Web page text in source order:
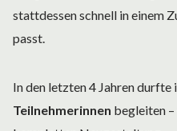
stattdessen schnell in einem
passt.
In den letzten 4 Jahren durfte
Teilnehmerinnen begleiten